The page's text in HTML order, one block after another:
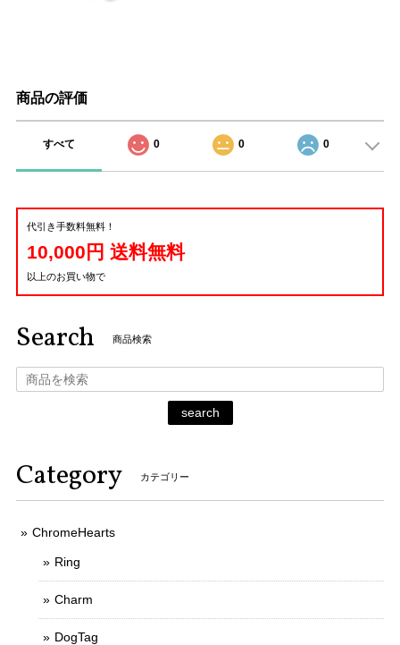
商品の評価
すべて 0 0 0
代引き手数料無料！
10,000円 送料無料
以上のお買い物で
Search 商品検索
search
Category カテゴリー
ChromeHearts
Ring
Charm
DogTag